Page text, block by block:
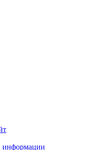
информации